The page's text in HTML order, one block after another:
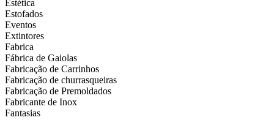
Estética
Estofados
Eventos
Extintores
Fabrica
Fábrica de Gaiolas
Fabricação de Carrinhos
Fabricação de churrasqueiras
Fabricação de Premoldados
Fabricante de Inox
Fantasias